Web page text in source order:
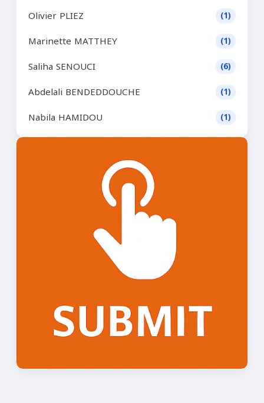
Olivier PLIEZ (1)
Marinette MATTHEY (1)
Saliha SENOUCI (6)
Abdelali BENDEDDOUCHE (1)
Nabila HAMIDOU (1)